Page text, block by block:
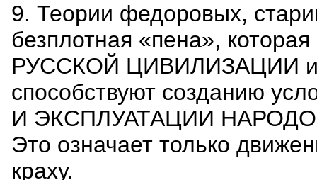
9. Теории федоровых,
безплотная «пена»,
РУССКОЙ ЦИВИЛИЗАЦИИ и
способствуют созданию
И ЭКСПЛУАТАЦИИ
Это означает только
краху.